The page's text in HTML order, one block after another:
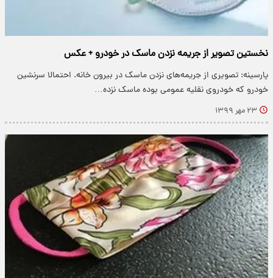
نخستین تصویر از جریمه نزدن ماسک در خودرو + عکس
پارسینه: تصویری از جریمه‌های نزدن ماسک در بیرون خانه. احتمالا سرنشین
خودرو که خودروی نقلیه عمومی بوده ماسک نزده…
۲۳ مهر ۱۳۹۹